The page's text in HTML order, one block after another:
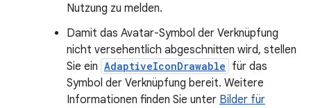
Nutzung zu melden.
Damit das Avatar-Symbol der Verknüpfung
nicht versehentlich abgeschnitten wird, stellen
Sie ein AdaptiveIconDrawable für das
Symbol der Verknüpfung bereit. Weitere
Informationen finden Sie unter Bilder für